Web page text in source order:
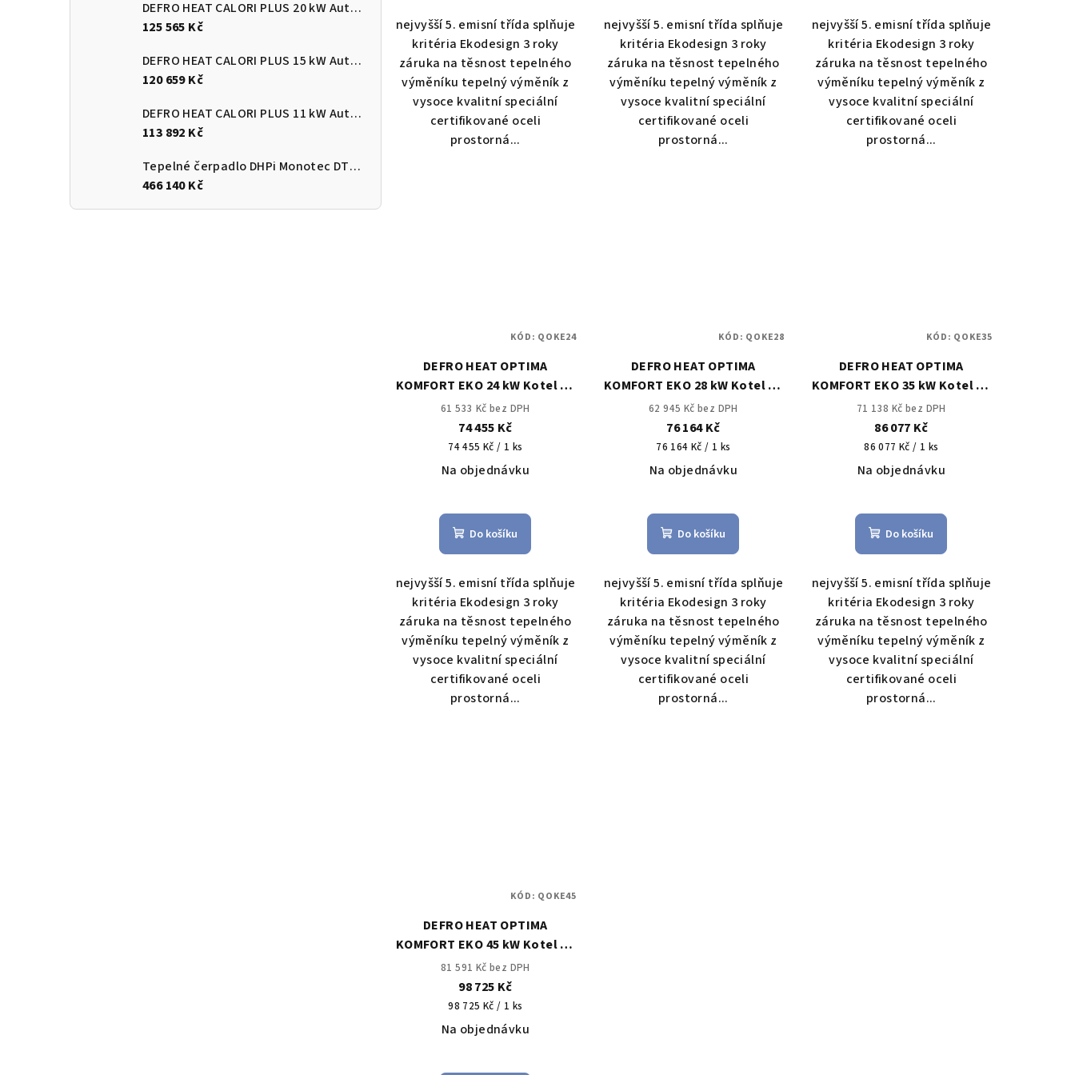
DEFRO HEAT CALORI PLUS 20 kW Automatický kotel na pelety
125 565 Kč
DEFRO HEAT CALORI PLUS 15 kW Automatický kotel na pelety
120 659 Kč
DEFRO HEAT CALORI PLUS 11 kW Automatický kotel na pelety
113 892 Kč
Tepelné čerpadlo DHPi Monotec DTi 200 12kW
466 140 Kč
5,0
z
hvězdiček.
nejvyšší 5. emisní třída splňuje
kritéria Ekodesign 3 roky
záruka na těsnost tepelného
výměníku tepelný výměník z
vysoce kvalitní speciální
certifikované oceli
prostorná...
4,0
z
hvězdiček.
nejvyšší 5. emisní třída splňuje
kritéria Ekodesign 3 roky
záruka na těsnost tepelného
výměníku tepelný výměník z
vysoce kvalitní speciální
certifikované oceli
prostorná...
4,3
z
hvězdiček.
nejvyšší 5. emisní třída splňuje
kritéria Ekodesign 3 roky
záruka na těsnost tepelného
výměníku tepelný výměník z
vysoce kvalitní speciální
certifikované oceli
prostorná...
DEFRO HEAT OPTIMA
KOMFORT EKO 24 kW Kotel na
uhlí s ručním přikládáním
61 533 Kč bez DPH
74 455 Kč
Měrná
cena:
74 455 Kč / 1 ks
Na objednávku
hodnocení
produktu
je
4,0
z
hvězdiček.
Do košíku
nejvyšší 5. emisní třída splňuje
kritéria Ekodesign 3 roky
záruka na těsnost tepelného
výměníku tepelný výměník z
vysoce kvalitní speciální
certifikované oceli
prostorná...
KÓD: QOKE24
DEFRO HEAT OPTIMA
KOMFORT EKO 28 kW Kotel na
uhlí s ručním přikládáním
62 945 Kč bez DPH
76 164 Kč
Měrná
cena:
76 164 Kč / 1 ks
Na objednávku
hodnocení
produktu
je
5,0
z
hvězdiček.
Do košíku
nejvyšší 5. emisní třída splňuje
kritéria Ekodesign 3 roky
záruka na těsnost tepelného
výměníku tepelný výměník z
vysoce kvalitní speciální
certifikované oceli
prostorná...
KÓD: QOKE28
DEFRO HEAT OPTIMA
KOMFORT EKO 35 kW Kotel na
uhlí s ručním přikládáním
71 138 Kč bez DPH
86 077 Kč
Měrná
cena:
86 077 Kč / 1 ks
Na objednávku
hodnocení
produktu
je
5,0
z
hvězdiček.
Do košíku
nejvyšší 5. emisní třída splňuje
kritéria Ekodesign 3 roky
záruka na těsnost tepelného
výměníku tepelný výměník z
vysoce kvalitní speciální
certifikované oceli
prostorná...
KÓD: QOKE35
DEFRO HEAT OPTIMA
KOMFORT EKO 45 kW Kotel na
uhlí s ručním přikládáním
81 591 Kč bez DPH
98 725 Kč
Měrná
cena:
98 725 Kč / 1 ks
Na objednávku
KÓD: QOKE45